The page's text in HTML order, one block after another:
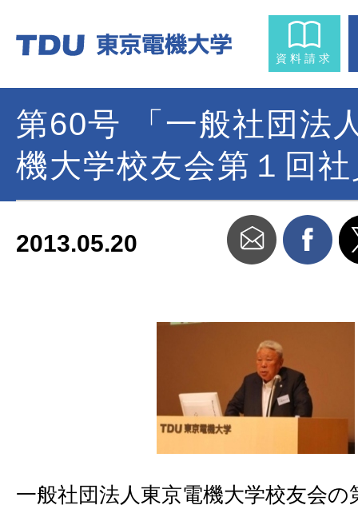
資料請求
第60号 「一般社団法
機大学校友会第１回
2013.05.20
一般社団法人東京電機大学校友会の